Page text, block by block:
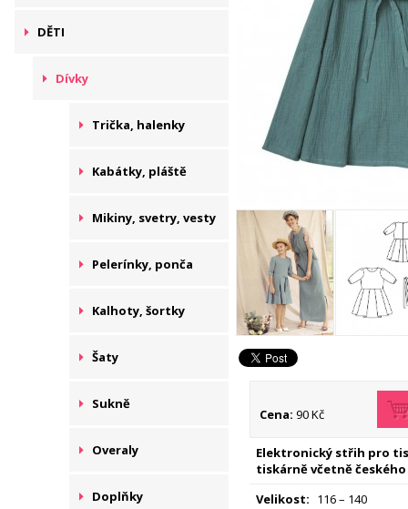
DĚTI
Dívky
Trička, halenky
Kabátky, pláště
Mikiny, svetry, vesty
Pelerínky, ponča
Kalhoty, šortky
Šaty
Sukně
Overaly
Doplňky
Cena: 90 Kč
Elektronický střih pro
tiskárně včetně českého
Velikost: 116 – 140